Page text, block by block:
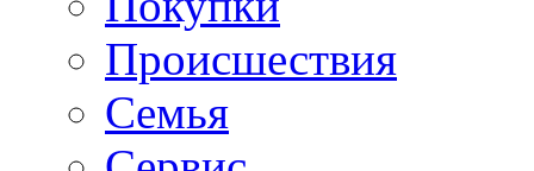
Происшествия
Семья